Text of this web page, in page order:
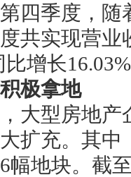
四季度，
共实现营业
增长
极拿地
型房地产
扩充。其
幅地块。截